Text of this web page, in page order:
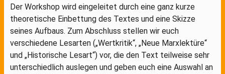
Der Workshop wird eingeleitet durch eine ganz kurze
theoretische Einbettung des Textes und eine Skizze
seines Aufbaus. Zum Abschluss stellen wir euch
verschiedene Lesarten („Wertkritik“, „Neue Marxlektüre“
und „Historische Lesart“) vor, die den Text teilweise sehr
unterschiedlich auslegen und geben euch eine Auswahl an